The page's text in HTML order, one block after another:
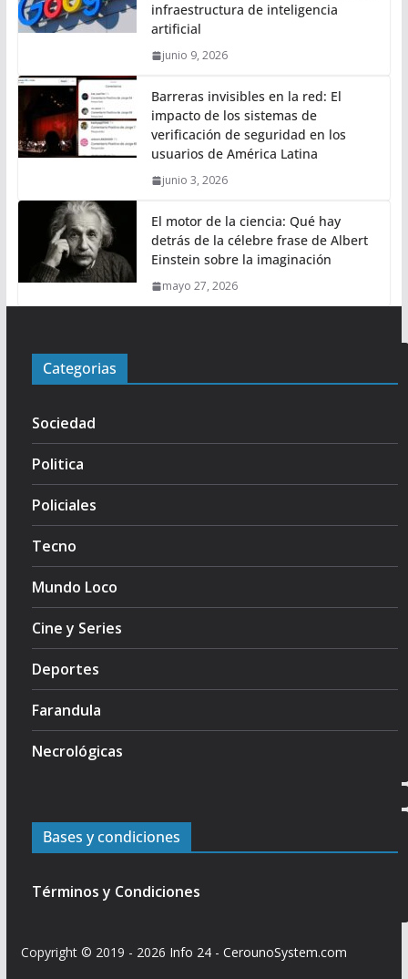
infraestructura de inteligencia
artificial
junio 9, 2026
Barreras invisibles en la red: El
impacto de los sistemas de
verificación de seguridad en los
usuarios de América Latina
junio 3, 2026
El motor de la ciencia: Qué hay
detrás de la célebre frase de Albert
Einstein sobre la imaginación
mayo 27, 2026
Categorias
Sociedad
Politica
Policiales
Tecno
Mundo Loco
Cine y Series
Deportes
Farandula
Necrológicas
Bases y condiciones
Términos y Condiciones
Copyright © 2019 - 2026 Info 24- CerounoSystem.com